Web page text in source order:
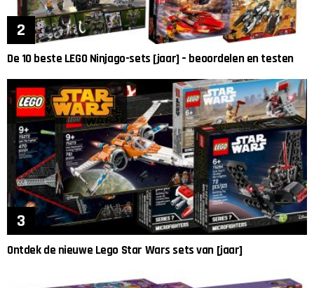
De 10 beste LEGO Ninjago-sets [jaar] – beoordelen en testen
Ontdek de nieuwe Lego Star Wars sets van [jaar]